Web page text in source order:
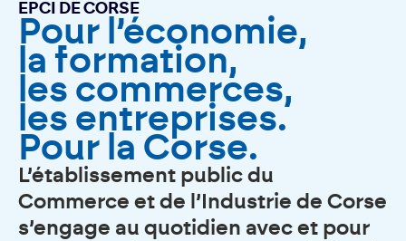
EPCI DE CORSE
Pour l’économie,
la formation,
les commerces,
les entreprises.
Pour la Corse.
L’établissement public du
Commerce et de l’Industrie de Corse
s’engage au quotidien avec et pour